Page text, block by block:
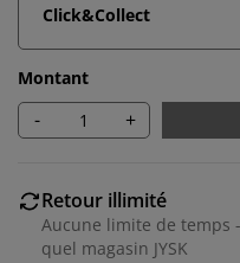
Click&Collect
Montant
- +
Retour illimité
Aucune limite de temps
quel magasin JYSK